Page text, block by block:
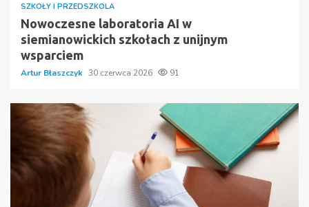
SZKOŁY I PRZEDSZKOLA
Nowoczesne laboratoria AI w
siemianowickich szkołach z unijnym
wsparciem
Artur Błaszczyk 30 czerwca 2026 91